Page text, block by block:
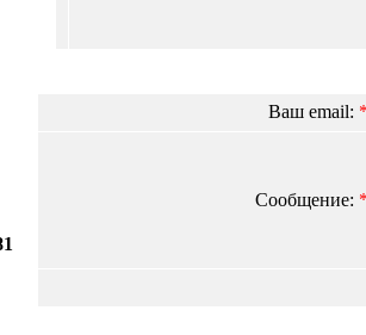
Ваш email: *
Сообщение: *